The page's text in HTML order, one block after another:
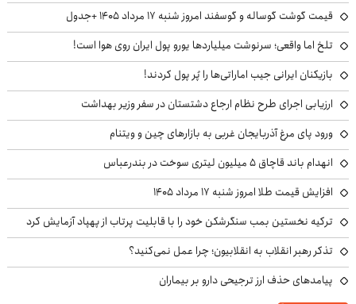
قیمت گوشت گوساله و گوسفند امروز شنبه ۱۷ مرداد ۱۴۰۵ +جدول
تلخ اما واقعی؛ سرنوشت میلیاردها یورو پول ایران روی هوا است!
بازیکنان ایرانی جیب اماراتی‌ها را پُر پول کردند!
ارزیابی اجرای طرح نظام ارجاع دشتستان در سفر وزیر بهداشت
ورود پای مرغ آذربایجان غربی به بازارهای چین و ویتنام
انهدام باند قاچاق ۵ میلیون لیتری سوخت در بندرعباس
افزایش قیمت طلا امروز شنبه ۱۷ مرداد ۱۴۰۵
ترکیه نخستین بمب سنگرشکن خود را با قابلیت پرتاب از پهپاد آزمایش کرد
تذکر رهبر انقلاب به انقلابیون؛ چرا عمل نمی‌کنید؟
پیامدهای حذف ارز ترجیحی دارو بر بیماران